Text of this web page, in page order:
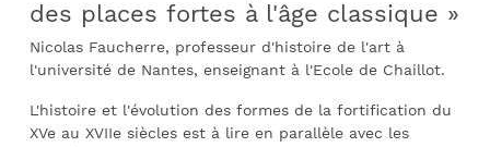
des places fortes à l'âge classique »
Nicolas Faucherre, professeur d'histoire de l'art à
l'université de Nantes, enseignant à l'Ecole de Chaillot.
L'histoire et l'évolution des formes de la fortification du
XVe au XVIIe siècles est à lire en parallèle avec les